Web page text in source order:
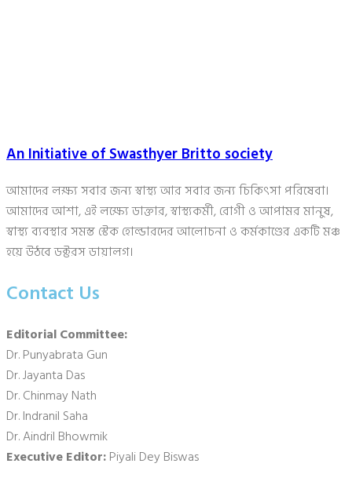
An Initiative of Swasthyer Britto society
আমাদের লক্ষ্য সবার জন্য স্বাস্থ্য আর সবার জন্য চিকিৎসা পরিষেবা।
আমাদের আশা, এই লক্ষ্যে ডাক্তার, স্বাস্থ্যকর্মী, রোগী ও আপামর মানুষ,
স্বাস্থ্য ব্যবস্থার সমস্ত স্টেক হোল্ডারদের আলোচনা ও কর্মকাণ্ডের একটি মঞ্চ
হয়ে উঠবে ডক্টরস ডায়ালগ।
Contact Us
Editorial Committee:
Dr. Punyabrata Gun
Dr. Jayanta Das
Dr. Chinmay Nath
Dr. Indranil Saha
Dr. Aindril Bhowmik
Executive Editor:Piyali Dey Biswas